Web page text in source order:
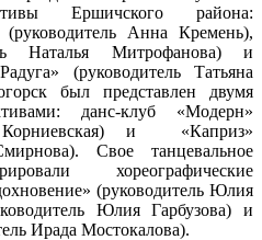
Ершичского района:
Анна Кремень),
Наталья Митрофанова) и
(руководитель Татьяна
был представлен двумя
данс-клуб «Модерн»
Корниевская) и «Каприз»
Свое танцевальное
хореографические
(руководитель Юлия
Юлия Гарбузова) и
Ирада Мостокалова).